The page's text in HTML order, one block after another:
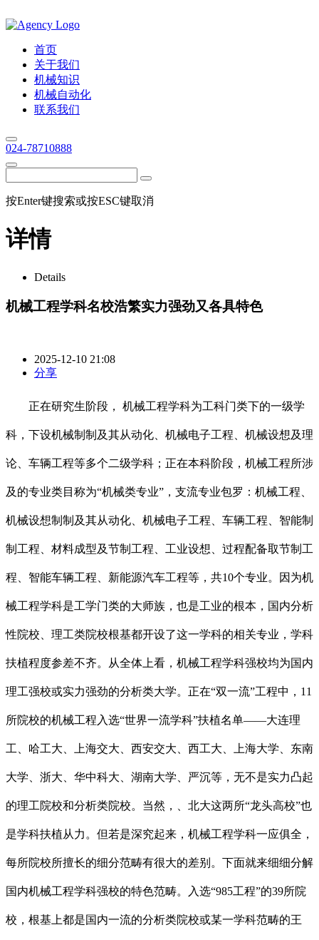
首页
关于我们
机械知识
机械自动化
联系我们
024-78710888
按Enter键搜索或按ESC键取消
详情
Details
机械工程学科名校浩繁实力强劲又各具特色
2025-12-10 21:08
分享
正在研究生阶段， 机械工程学科为工科门类下的一级学
科，下设机械制制及其从动化、机械电子工程、机械设想及理
论、车辆工程等多个二级学科；正在本科阶段，机械工程所涉
及的专业类目称为“机械类专业”，支流专业包罗：机械工程、
机械设想制制及其从动化、机械电子工程、车辆工程、智能制
制工程、材料成型及节制工程、工业设想、过程配备取节制工
程、智能车辆工程、新能源汽车工程等，共10个专业。因为机
械工程学科是工学门类的大师族，也是工业的根本，国内分析
性院校、理工类院校根基都开设了这一学科的相关专业，学科
扶植程度参差不齐。从全体上看，机械工程学科强校均为国内
理工强校或实力强劲的分析类大学。正在“双一流”工程中，11
所院校的机械工程入选“世界一流学科”扶植名单——大连理
工、哈工大、上海交大、西安交大、西工大、上海大学、东南
大学、浙大、华中科大、湖南大学、严沉等，无不是实力凸起
的理工院校和分析类院校。当然，、北大这两所“龙头高校”也
是学科扶植从力。但若是深究起来，机械工程学科一应俱全，
每所院校所擅长的细分范畴有很大的差别。下面就来细细分解
国内机械工程学科强校的特色范畴。入选“985工程”的39所院
校，根基上都是国内一流的分析类院校或某一学科范畴的王